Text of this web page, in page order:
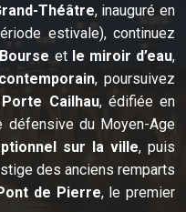
Théâtre, inauguré en
estivale), continuez
et le miroir d’eau,
, poursuivez
Cailhau, édifiée en
défensive du Moyen-Age
sur la ville, puis
des anciens remparts
de Pierre, le premier